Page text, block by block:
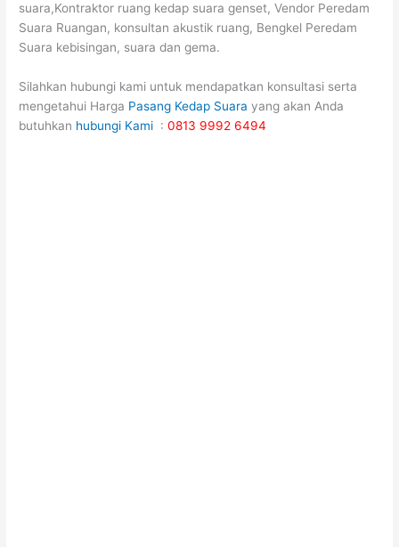
suara,Kontraktor ruang kedap suara genset, Vendor Peredam
Suara Ruangan, konsultan akustik ruang, Bengkel Peredam
Suara kebisingan, suara dan gema.
Silahkan hubungi kami untuk mendapatkan konsultasi serta
mengetahui Harga Pasang Kedap Suara yang akan Anda
butuhkan hubungi Kami :0813 9992 6494